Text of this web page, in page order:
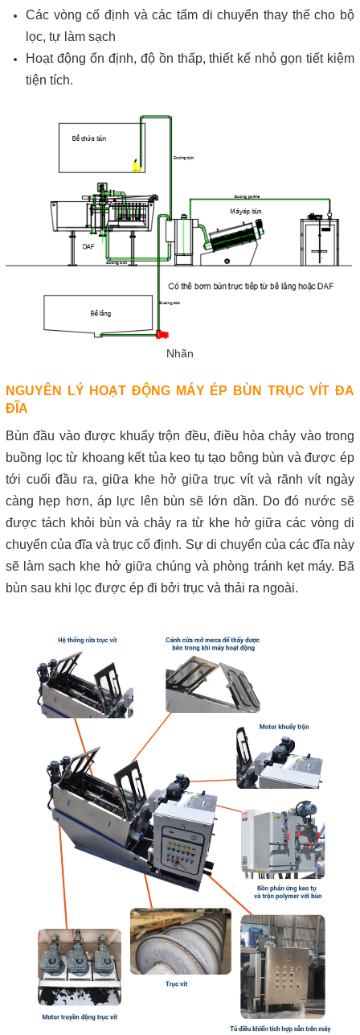
Các vòng cố định và các tấm di chuyển thay thế cho bộ
lọc, tự làm sạch
Hoạt động ổn định, độ ồn thấp, thiết kế nhỏ gọn tiết kiệm
tiện tích.
Nhãn
NGUYÊN LÝ HOẠT ĐỘNG MÁY ÉP BÙN TRỤC VÍT ĐA
ĐĨA
Bùn đầu vào được khuấy trộn đều, điều hòa chảy vào trong
buồng lọc từ khoang kết tủa keo tụ tạo bông bùn và được ép
tới cuối đầu ra, giữa khe hở giữa trục vít và rãnh vít ngày
càng hẹp hơn, áp lực lên bùn sẽ lớn dần. Do đó nước sẽ
được tách khỏi bùn và chảy ra từ khe hở giữa các vòng di
chuyển của đĩa và trục cố định. Sự di chuyển của các đĩa này
sẽ làm sạch khe hở giữa chúng và phòng tránh kẹt máy. Bã
bùn sau khi lọc được ép đi bởi trục và thải ra ngoài.